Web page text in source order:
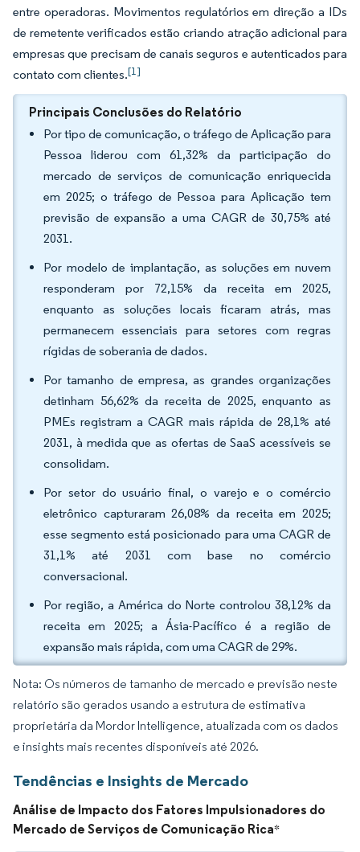
entre operadoras. Movimentos regulatórios em direção a IDs
de remetente verificados estão criando atração adicional para
empresas que precisam de canais seguros e autenticados para
contato com clientes.[1]
Principais Conclusões do Relatório
Por tipo de comunicação, o tráfego de Aplicação para
Pessoa liderou com 61,32% da participação do
mercado de serviços de comunicação enriquecida
em 2025; o tráfego de Pessoa para Aplicação tem
previsão de expansão a uma CAGR de 30,75% até
2031.
Por modelo de implantação, as soluções em nuvem
responderam por 72,15% da receita em 2025,
enquanto as soluções locais ficaram atrás, mas
permanecem essenciais para setores com regras
rígidas de soberania de dados.
Por tamanho de empresa, as grandes organizações
detinham 56,62% da receita de 2025, enquanto as
PMEs registram a CAGR mais rápida de 28,1% até
2031, à medida que as ofertas de SaaS acessíveis se
consolidam.
Por setor do usuário final, o varejo e o comércio
eletrônico capturaram 26,08% da receita em 2025;
esse segmento está posicionado para uma CAGR de
31,1% até 2031 com base no comércio
conversacional.
Por região, a América do Norte controlou 38,12% da
receita em 2025; a Ásia-Pacífico é a região de
expansão mais rápida, com uma CAGR de 29%.
Nota: Os números de tamanho de mercado e previsão neste
relatório são gerados usando a estrutura de estimativa
proprietária da Mordor Intelligence, atualizada com os dados
e insights mais recentes disponíveis até 2026.
Tendências e Insights de Mercado
Análise de Impacto dos Fatores Impulsionadores do
Mercado de Serviços de Comunicação Rica*